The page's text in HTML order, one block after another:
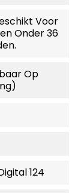
Voor
Onder 36
Op
124